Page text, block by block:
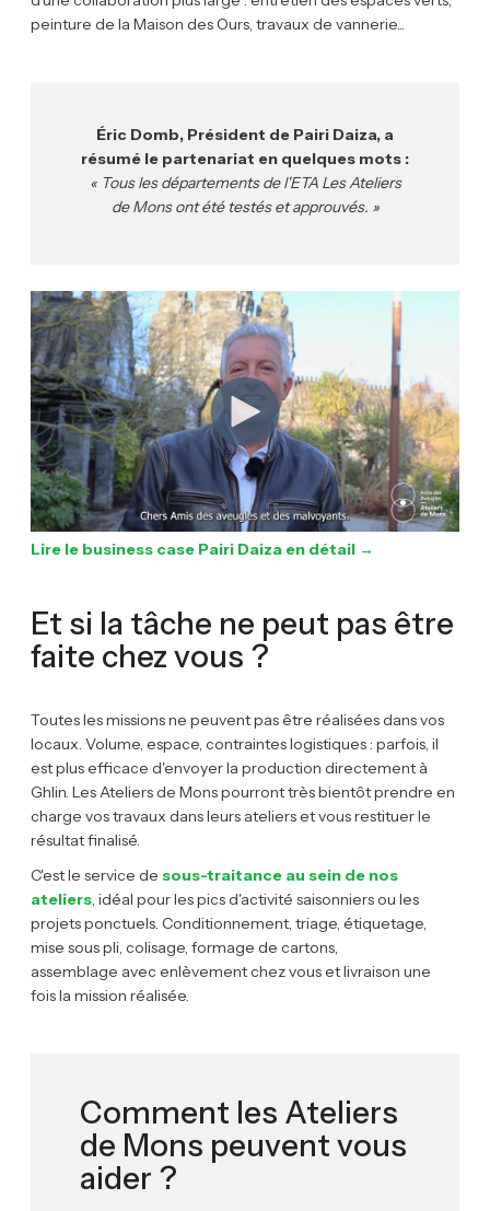
peinture de la Maison des Ours, travaux de vannerie...
Éric Domb, Président de Pairi Daiza, a
résumé le partenariat en quelques mots :
« Tous les départements de l'ETA Les Ateliers
de Mons ont été testés et approuvés. »
Lire le business case Pairi Daiza en détail →
Et si la tâche ne peut pas être
faite chez vous ?
Toutes les missions ne peuvent pas être réalisées dans vos
locaux. Volume, espace, contraintes logistiques : parfois, il
est plus efficace d'envoyer la production directement à
Ghlin. Les Ateliers de Mons pourront très bientôt prendre en
charge vos travaux dans leurs ateliers et vous restituer le
résultat finalisé.
C'est le service de sous-traitance au sein de nos
ateliers, idéal pour les pics d'activité saisonniers ou les
projets ponctuels. Conditionnement, triage, étiquetage,
mise sous pli, colisage, formage de cartons,
assemblage avec enlèvement chez vous et livraison une
fois la mission réalisée.
Comment les Ateliers
de Mons peuvent vous
aider ?